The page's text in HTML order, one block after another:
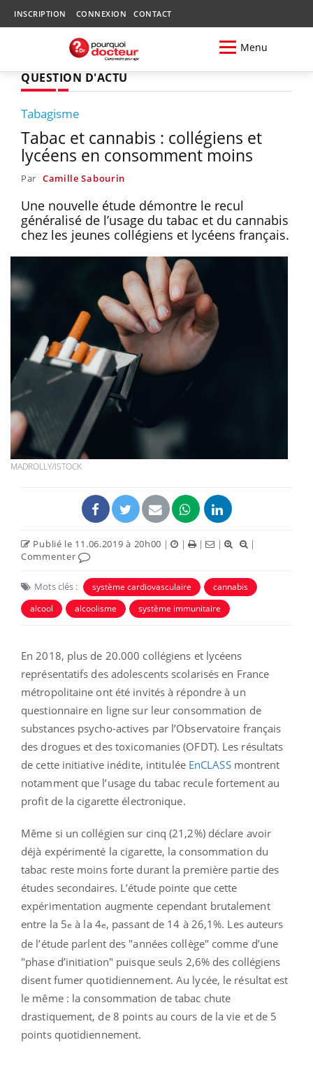
INSCRIPTION CONNEXION CONTACT
Menu
QUESTION D'ACTU
Tabagisme
Tabac et cannabis : collégiens et
lycéens en consomment moins
Par Camille Sabourin
Une nouvelle étude démontre le recul
généralisé de l’usage du tabac et du cannabis
chez les jeunes collégiens et lycéens français.
MADROLLY/ISTOCK
Publié le 11.06.2019 à 20h00 | | | |
|
Commenter
Mots clés : système cardiovasculaire
cannabis
alcool
alcoolisme système immunitaire
En 2018, plus de 20.000 collégiens et lycéens
représentatifs des adolescents scolarisés en France
métropolitaine ont été invités à répondre à un
questionnaire en ligne sur leur consommation de
substances psycho-actives par l’Observatoire français
des drogues et des toxicomanies (OFDT). Les résultats
de cette initiative inédite, intitulée EnCLASSmontrent
notamment que l’usage du tabac recule fortement au
profit de la cigarette électronique.
Même si un collégien sur cinq (21,2%) déclare avoir
déjà expérimenté la cigarette, la consommation du
tabac reste moins forte durant la première partie des
études secondaires. L’étude pointe que cette
expérimentation augmente cependant brutalement
entre la 5e à la 4e, passant de 14 à 26,1%. Les auteurs
de l’étude parlent des "années collège" comme d’une
"phase d’initiation" puisque seuls 2,6% des collégiens
disent fumer quotidiennement. Au lycée, le résultat est
le même : la consommation de tabac chute
drastiquement, de 8 points au cours de la vie et de 5
points quotidiennement.